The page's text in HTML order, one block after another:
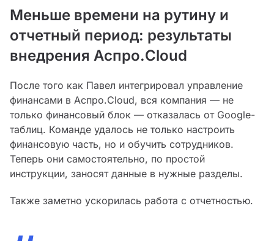
Меньше времени на рутину и
отчетный период: результаты
внедрения Аспро.Cloud
После того как Павел интегрировал управление
финансами в Аспро.Cloud, вся компания — не
только финансовый блок — отказалась от Google-
таблиц. Команде удалось не только настроить
финансовую часть, но и обучить сотрудников.
Теперь они самостоятельно, по простой
инструкции, заносят данные в нужные разделы.
Также заметно ускорилась работа с отчетностью.